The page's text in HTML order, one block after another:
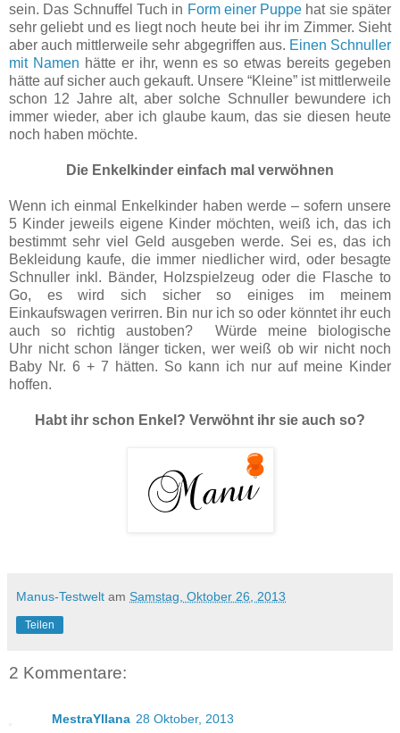
sein. Das Schnuffel Tuch in Form einer Puppe hat sie später
sehr geliebt und es liegt noch heute bei ihr im Zimmer. Sieht
aber auch mittlerweile sehr abgegriffen aus. Einen Schnuller
mit Namen hätte er ihr, wenn es so etwas bereits gegeben
hätte auf sicher auch gekauft. Unsere “Kleine” ist mittlerweile
schon 12 Jahre alt, aber solche Schnuller bewundere ich
immer wieder, aber ich glaube kaum, das sie diesen heute
noch haben möchte.
Die Enkelkinder einfach mal verwöhnen
Wenn ich einmal Enkelkinder haben werde – sofern unsere
5 Kinder jeweils eigene Kinder möchten, weiß ich, das ich
bestimmt sehr viel Geld ausgeben werde. Sei es, das ich
Bekleidung kaufe, die immer niedlicher wird, oder besagte
Schnuller inkl. Bänder, Holzspielzeug oder die Flasche to
Go, es wird sich sicher so einiges im meinem
Einkaufswagen verirren. Bin nur ich so oder könntet ihr euch
auch so richtig austoben? Würde meine biologische
Uhr nicht schon länger ticken, wer weiß ob wir nicht noch
Baby Nr. 6 + 7 hätten. So kann ich nur auf meine Kinder
hoffen.
Habt ihr schon Enkel? Verwöhnt ihr sie auch so?
Manus-Testwelt am Samstag, Oktober 26, 2013
Teilen
2 Kommentare:
MestraYllana 28 Oktober, 2013